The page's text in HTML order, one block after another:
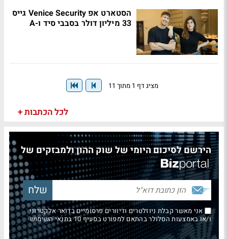
הסטארט אפ Venice Security גייס
33 מיליון דולר בסבבי סיד ו-A
מציג דף 1 מתוך 11
לכל הכתבות +
הירשם לסיכום היומי של שוק ההון ולמבזקים של
אני מאשר קבלת ניוזלטרים ודיוורים פרסומיים בדואר אלקטרוני
ו/או באמצעות הסלולר בהתאם למפורט בסעיף 10 בתנאי השימוש